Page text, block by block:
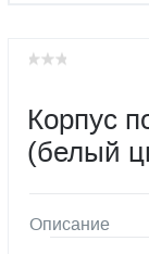
Корпус
(белый
Описание